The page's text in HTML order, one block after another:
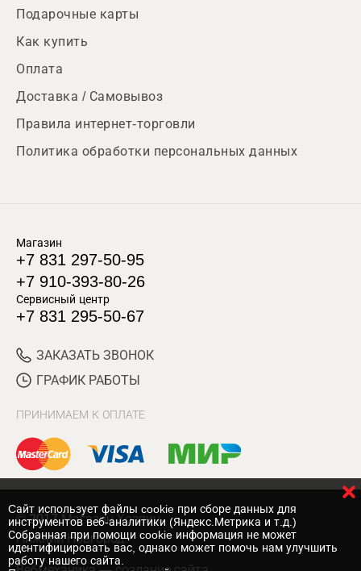
Подарочные карты
Как купить
Оплата
Доставка / Самовывоз
Правила интернет-торговли
Политика обработки персональных данных
Магазин
+7 831 297-50-95
+7 910-393-80-26
Сервисный центр
+7 831 295-50-67
ЗАКАЗАТЬ ЗВОНОК
ГРАФИК РАБОТЫ
ПРИНИМАЕМ К ОПЛАТЕ
© 2017 Магазин Хозяин
Нижний Новгород
Cайт использует файлы cookie при сборе данных для
инструментов веб-аналитики (Яндекс.Метрика и т.д.)
Собранная при помощи cookie информация не может
идентифицировать вас, однако может помочь нам улучшить
работу нашего сайта.